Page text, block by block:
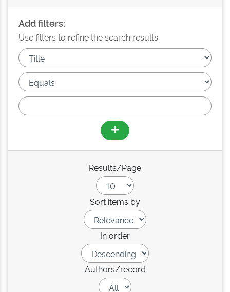
Add filters:
Use filters to refine the search results.
Results/Page
Sort items by
In order
Authors/record